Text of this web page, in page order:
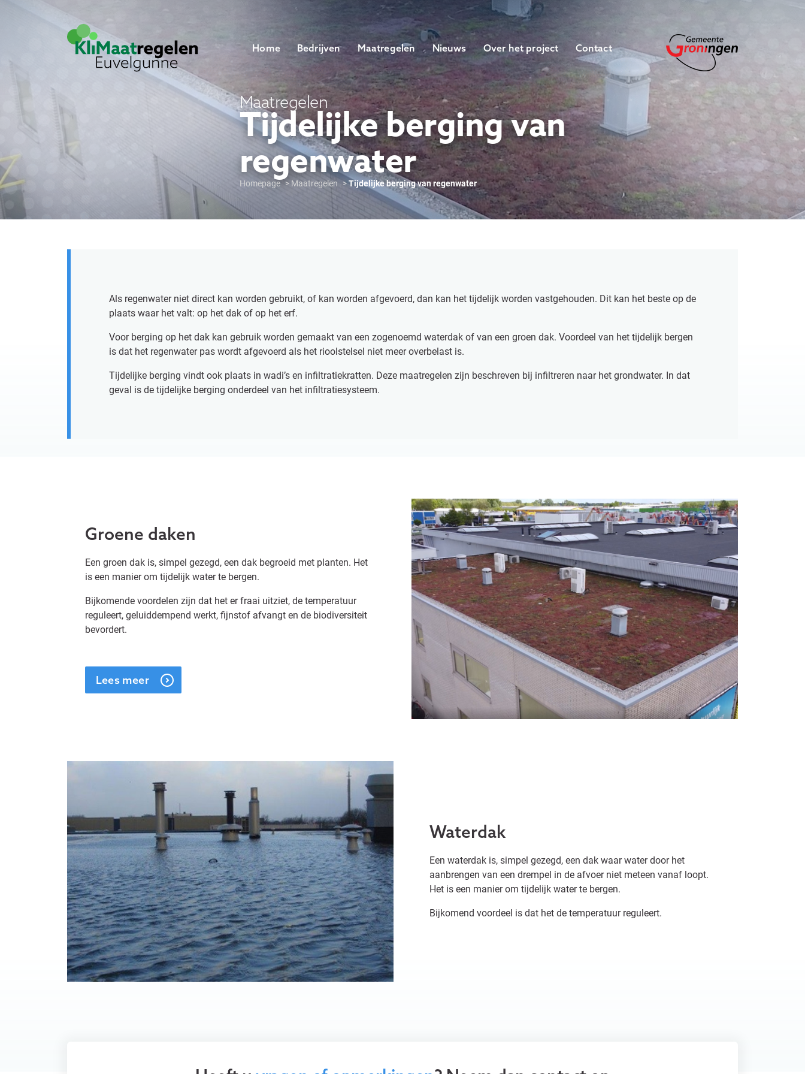
Home Bedrijven Maatregelen Nieuws Over het project Contact
Maatregelen
Tijdelijke berging van
regenwater
Homepage Maatregelen Tijdelijke berging van regenwater
Als regenwater niet direct kan worden gebruikt, of kan worden afgevoerd, dan kan het tijdelijk worden vastgehouden. Dit kan het beste op de
plaats waar het valt: op het dak of op het erf.
Voor berging op het dak kan gebruik worden gemaakt van een zogenoemd waterdak of van een groen dak. Voordeel van het tijdelijk bergen
is dat het regenwater pas wordt afgevoerd als het rioolstelsel niet meer overbelast is.
Tijdelijke berging vindt ook plaats in wadi’s en infiltratiekratten. Deze maatregelen zijn beschreven bij infiltreren naar het grondwater. In dat
geval is de tijdelijke berging onderdeel van het infiltratiesysteem.
Groene daken
Een groen dak is, simpel gezegd, een dak begroeid met planten. Het
is een manier om tijdelijk water te bergen.
Bijkomende voordelen zijn dat het er fraai uitziet, de temperatuur
reguleert, geluiddempend werkt, fijnstof afvangt en de biodiversiteit
bevordert.
Lees meer
Waterdak
Een waterdak is, simpel gezegd, een dak waar water door het
aanbrengen van een drempel in de afvoer niet meteen vanaf loopt.
Het is een manier om tijdelijk water te bergen.
Bijkomend voordeel is dat het de temperatuur reguleert.